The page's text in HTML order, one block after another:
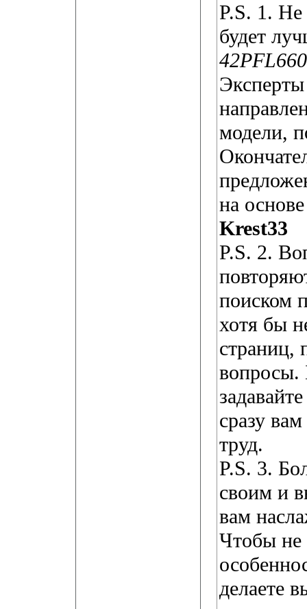
P.S. 1. Не
будет
модели,
на
Krest33
P.S. 2.
поиском
хотя бы
страниц,
вопросы.
сразу
труд.
P.S. 3.
своим и
вам
Чтобы не
делаете